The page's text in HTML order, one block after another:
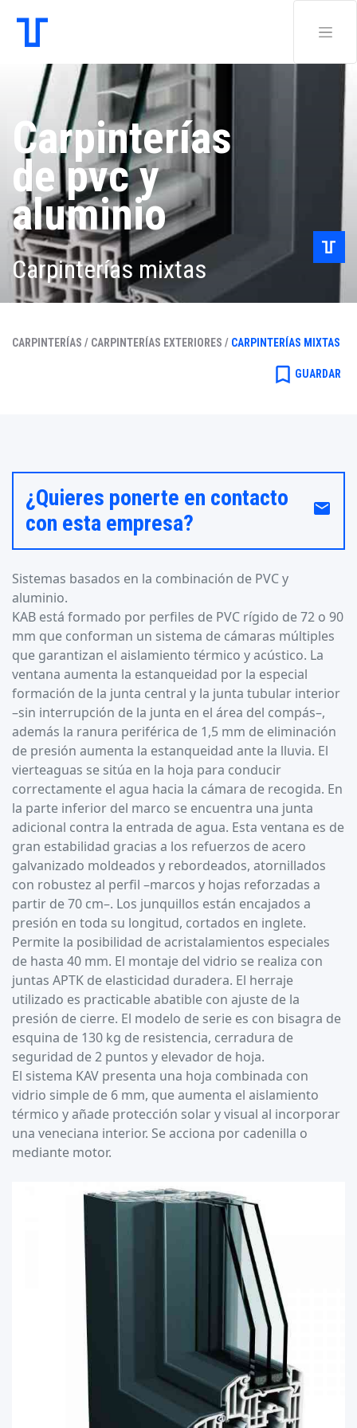
Carpinterías
de pvc y
aluminio
Carpinterías mixtas
CARPINTERÍAS / CARPINTERÍAS EXTERIORES / CARPINTERÍAS MIXTAS
bookmark_border GUARDAR
¿Quieres ponerte en contacto
con esta empresa?
email
Sistemas basados en la combinación de PVC y
aluminio.
KAB está formado por perfiles de PVC rígido de 72 o 90
mm que conforman un sistema de cámaras múltiples
que garantizan el aislamiento térmico y acústico. La
ventana aumenta la estanqueidad por la especial
formación de la junta central y la junta tubular interior
–sin interrupción de la junta en el área del compás–,
además la ranura periférica de 1,5 mm de eliminación
de presión aumenta la estanqueidad ante la lluvia. El
vierteaguas se sitúa en la hoja para conducir
correctamente el agua hacia la cámara de recogida. En
la parte inferior del marco se encuentra una junta
adicional contra la entrada de agua. Esta ventana es de
gran estabilidad gracias a los refuerzos de acero
galvanizado moldeados y rebordeados, atornillados
con robustez al perfil –marcos y hojas reforzadas a
partir de 70 cm–. Los junquillos están encajados a
presión en toda su longitud, cortados en inglete.
Permite la posibilidad de acristalamientos especiales
de hasta 40 mm. El montaje del vidrio se realiza con
juntas APTK de elasticidad duradera. El herraje
utilizado es practicable abatible con ajuste de la
presión de cierre. El modelo de serie es con bisagra de
esquina de 130 kg de resistencia, cerradura de
seguridad de 2 puntos y elevador de hoja.
El sistema KAV presenta una hoja combinada con
vidrio simple de 6 mm, que aumenta el aislamiento
térmico y añade protección solar y visual al incorporar
una veneciana interior. Se acciona por cadenilla o
mediante motor.